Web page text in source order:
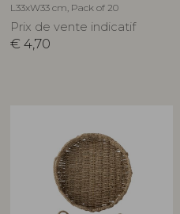
L33xW33 cm, Pack of 20
Prix de vente indicatif
€ 4,70